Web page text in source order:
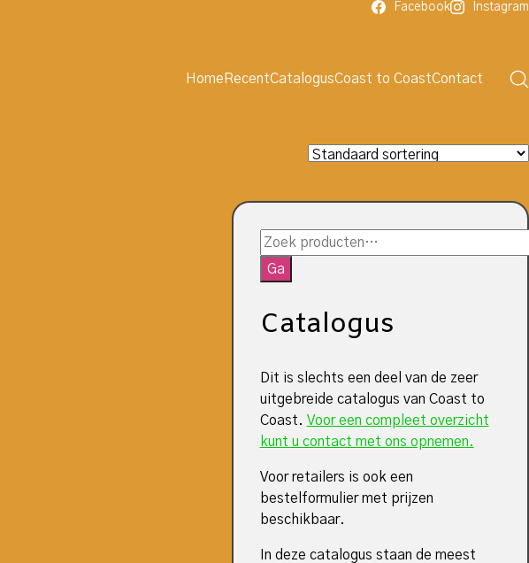
Facebook Instagram
Home RecentCatalogusCoast to CoastContact
Zoeken
naar:
Ga
Catalogus
Dit is slechts een deel van de zeer
uitgebreide catalogus van Coast to
Coast. Voor een compleet overzicht
kunt u contact met ons opnemen.
Voor retailers is ook een
bestelformulier met prijzen
beschikbaar.
In deze catalogus staan de meest